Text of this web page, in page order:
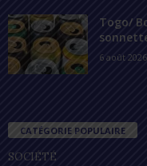
Togo/
6 août 2026
CATÉGORIE POPULAIRE
SOCIÉTÉ